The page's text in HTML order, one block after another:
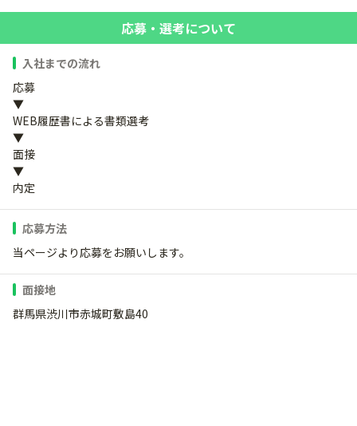
応募・選考について
入社までの流れ
応募
▼
WEB履歴書による書類選考
▼
面接
▼
内定
応募方法
当ページより応募をお願いします。
面接地
群馬県渋川市赤城町敷島40